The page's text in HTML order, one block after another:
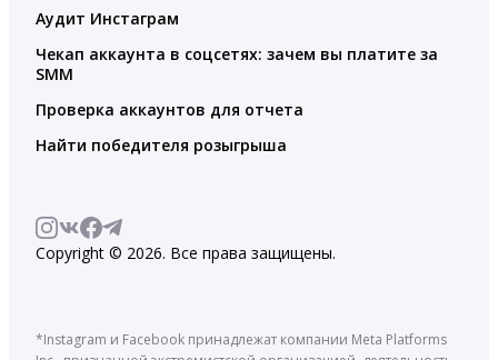
Аудит Инстаграм
Чекап аккаунта в соцсетях: зачем вы платите за
SMM
Проверка аккаунтов для отчета
Найти победителя розыгрыша
Copyright © 2026. Все права защищены.
*Instagram и Facebook принадлежат компании Meta Platforms